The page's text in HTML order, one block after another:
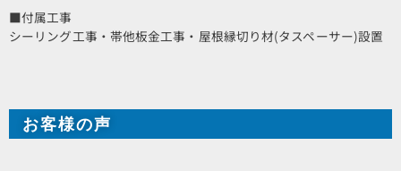
■付属工事
シーリング工事・帯他板金工事・屋根縁切り材(タスペーサー)設置
お客様の声